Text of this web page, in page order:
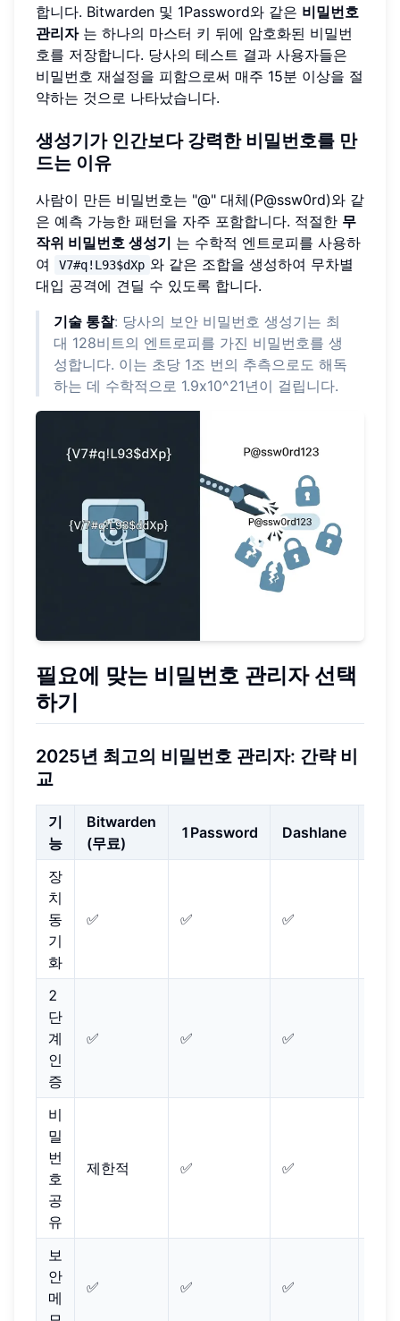
합니다. Bitwarden 및 1Password와 같은 비밀번호
관리자는 하나의 마스터 키 뒤에 암호화된 비밀번
호를 저장합니다. 당사의 테스트 결과 사용자들은
비밀번호 재설정을 피함으로써 매주 15분 이상을 절
약하는 것으로 나타났습니다.
생성기가 인간보다 강력한 비밀번호를 만
드는 이유
사람이 만든 비밀번호는 "@" 대체(P@ssw0rd)와 같
은 예측 가능한 패턴을 자주 포함합니다. 적절한 무
작위 비밀번호 생성기 는 수학적 엔트로피를 사용하
여
V7#q!L93$dXp 와 같은 조합을 생성하여 무차별
대입 공격에 견딜 수 있도록 합니다.
기술 통찰: 당사의 보안 비밀번호 생성기는 최
대 128비트의 엔트로피를 가진 비밀번호를 생
성합니다. 이는 초당 1조 번의 추측으로도 해독
하는 데 수학적으로 1.9x10^21년이 걸립니다.
필요에 맞는 비밀번호 관리자 선택
하기
2025년 최고의 비밀번호 관리자: 간략 비
교
기
능
Bitwarden
(무료)
1Password Dashlane
장
치
동
기
화
✅ ✅ ✅
2
단
계
인
증
✅ ✅ ✅
비
밀
번
호
공
유
제한적 ✅ ✅
보
안
메
✅ ✅ ✅